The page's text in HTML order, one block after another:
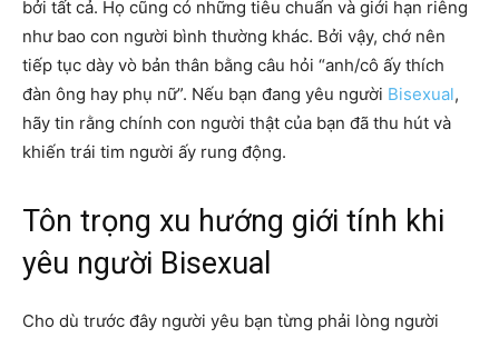
bởi tất cả. Họ cũng có những tiêu chuẩn và giới hạn riêng
như bao con người bình thường khác. Bởi vậy, chớ nên
tiếp tục dày vò bản thân bằng câu hỏi “anh/cô ấy thích
đàn ông hay phụ nữ”. Nếu bạn đang yêu người Bisexual,
hãy tin rằng chính con người thật của bạn đã thu hút và
khiến trái tim người ấy rung động.
Tôn trọng xu hướng giới tính khi
yêu người Bisexual
Cho dù trước đây người yêu bạn từng phải lòng người